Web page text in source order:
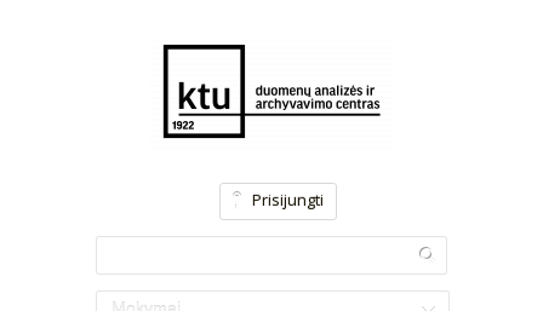
Prisijungti